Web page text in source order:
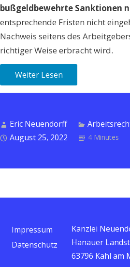
bußgeldbewehrte Sanktionen
entsprechende Fristen nicht
Nachweis seitens des
richtiger Weise erbracht wird.
Weiter Lesen
Eric Neuendorff
August 25, 2022
4 Minutes
Impressum
Datenschutz
Kanzlei
Hanauer
63796 Kahl am